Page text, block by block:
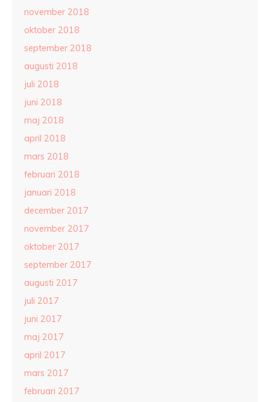
november 2018
oktober 2018
september 2018
augusti 2018
juli 2018
juni 2018
maj 2018
april 2018
mars 2018
februari 2018
januari 2018
december 2017
november 2017
oktober 2017
september 2017
augusti 2017
juli 2017
juni 2017
maj 2017
april 2017
mars 2017
februari 2017